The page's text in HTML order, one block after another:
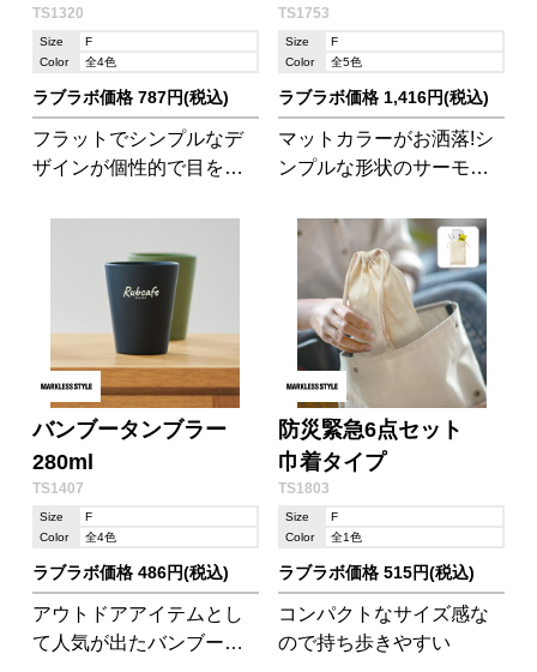
TS1320
Size
F
Color
全4色
ラブラボ価格 787円(税込)
フラットでシンプルなデ
ザインが個性的で目を引
のある断熱材入りで夏に
も冬にも重宝!
TS1753
Size
F
Color
全5色
ラブラボ価格 1,416円(税込)
マットカラーがお洒落!シ
ンプルな形状のサーモボ
れた真空二重構造なので
季節関係なくご使用いた
だけます。
バンブータンブラー
280ml
TS1407
Size
F
Color
全4色
ラブラボ価格 486円(税込)
アウトドアアイテムとし
て人気が出たバンブーシ
防災緊急6点セット
巾着タイプ
TS1803
Size
F
Color
全1色
ラブラボ価格 515円(税込)
コンパクトなサイズ感な
ので持ち歩きやすい